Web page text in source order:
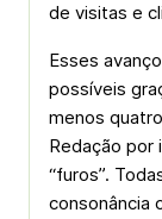
de visitas e
Esses
possíveis
menos
Redação por
“furos”.
consonância